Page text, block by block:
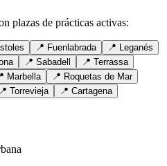
plazas de prácticas activas:
📍 Fuenlabrada 📍 Leganés
📍 Sabadell 📍 Terrassa
Marbella 📍 Roquetas de Mar
📍 Torrevieja 📍 Cartagena